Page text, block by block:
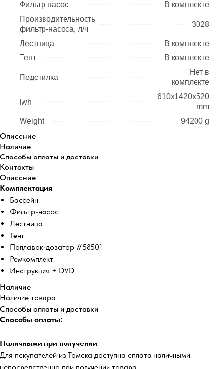
Фильтр насос
В комплекте
Производительность
фильтр-насоса, л/ч
3028
Лестница
В комплекте
Тент
В комплекте
Подстилка
Нет в
комплекте
lwh
610x1420x520
mm
Weight
94200 g
Описание
Наличие
Способы оплаты и доставки
Контакты
Описание
Комплектация
Бассейн
Фильтр-насос
Лестница
Тент
Поплавок-дозатор #58501
Ремкомплект
Инструкция + DVD
Наличие
Наличие товара
Способы оплаты и доставки
Способы оплаты:
Наличными при получении
Для покупателей из Томска доступна оплата наличными
непосредственно при получении товара.